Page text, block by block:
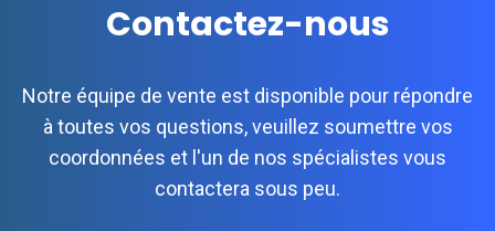
Contactez-nous
Notre équipe de vente est disponible pour répondre
à toutes vos questions, veuillez soumettre vos
coordonnées et l'un de nos spécialistes vous
contactera sous peu.